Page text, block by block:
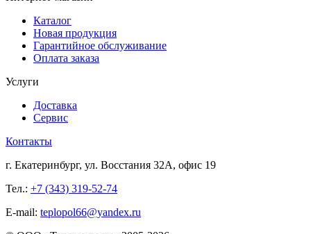
Каталог
Новая продукция
Гарантийное обслуживание
Оплата заказа
Услуги
Доставка
Сервис
Контакты
г. Екатеринбург, ул. Восстания 32А, офис 19
Тел.: +7 (343) 319-52-74
E-mail: teplopol66@yandex.ru